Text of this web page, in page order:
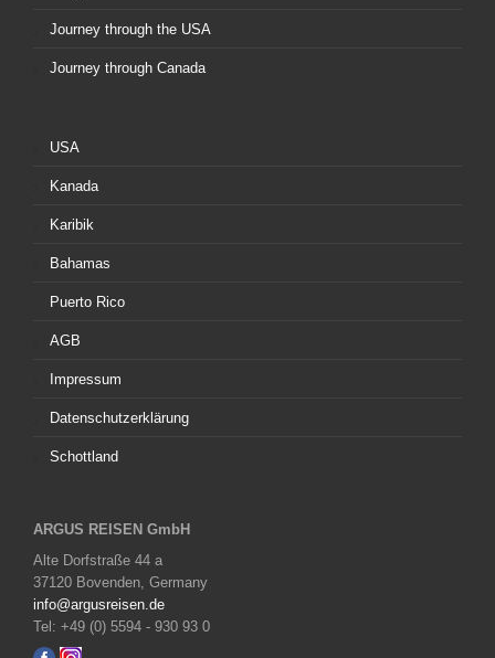
Journey through the USA
Journey through Canada
USA
Kanada
Karibik
Bahamas
Puerto Rico
AGB
Impressum
Datenschutzerklärung
Schottland
ARGUS REISEN GmbH
Alte Dorfstraße 44 a
37120 Bovenden, Germany
info@argusreisen.de
Tel: +49 (0) 5594 - 930 93 0